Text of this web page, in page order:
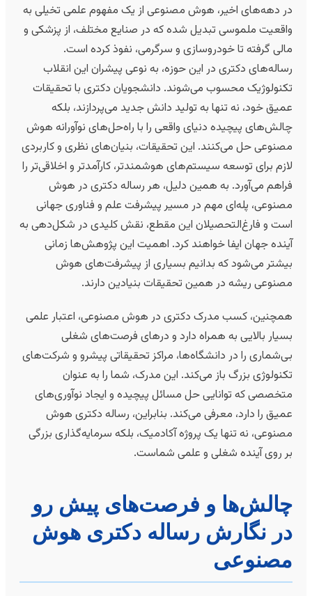
دهه‌های اخیر، هوش مصنوعی از یک مفهوم علمی تخیلی به
ملموسی تبدیل شده که در صنایع مختلف، از پزشکی و
گرفته تا خودروسازی و سرگرمی، نفوذ کرده است.
دکتری در این حوزه، به نوعی پیشران این انقلاب
محسوب می‌شوند. دانشجویان دکتری با تحقیقات
خود، نه تنها به تولید دانش جدید می‌پردازند، بلکه
پیچیده دنیای واقعی را با راه‌حل‌های نوآورانه هوش
حل می‌کنند. این تحقیقات، بنیان‌های نظری و کاربردی
برای توسعه سیستم‌های هوشمندتر، کارآمدتر و اخلاقی‌تر را
می‌آورد. به همین دلیل، هر رساله دکتری در هوش
پله‌ای مهم در مسیر پیشرفت علم و فناوری جهانی
و فارغ‌التحصیلان این مقطع، نقش کلیدی در شکل‌دهی به
جهان ایفا خواهند کرد. اهمیت این پژوهش‌ها زمانی
می‌شود که بدانیم بسیاری از پیشرفت‌های هوش
ریشه در همین تحقیقات بنیادین دارند.
کسب مدرک دکتری در هوش مصنوعی، اعتبار علمی
بالایی به همراه دارد و درهای فرصت‌های شغلی
را در دانشگاه‌ها، مراکز تحقیقاتی پیشرو و شرکت‌های
بزرگ باز می‌کند. این مدرک، شما را به عنوان
که توانایی حل مسائل پیچیده و ایجاد نوآوری‌های
را دارد، معرفی می‌کند. بنابراین، رساله دکتری هوش
نه تنها یک پروژه آکادمیک، بلکه سرمایه‌گذاری بزرگی
روی آینده شغلی و علمی شماست.
و فرصت‌های پیش رو
نگارش رساله دکتری هوش